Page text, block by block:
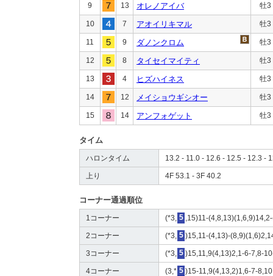
9 13 オレノアイバ 牡3
10 7 アオイリキマル 牡3
11 9 ダノンクロム 牡3
12 8 タイセイマイティ 牡3
13 4 ヒズハイネス 牡3
14 12 メイショウギシオー 牡3
15 14 アンフォゲット 牡3
タイム
ハロンタイム 13.2 - 11.0 - 12.6 - 12.5 - 12.3 -
上り 4F 53.1 - 3F 40.2
コーナー通過順位
1コーナー (*3, 5 ,15)11-
2コーナー (*3, 5 )15,11-(4,13)-
3コーナー (*3, 5 )15,11,9(4,13)2,1-6-7,8-
4コーナー (3,* 5 )15-11,9(4,13,2)1,6-7-